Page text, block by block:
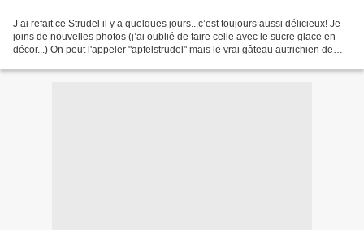
J’ai refait ce Strudel il y a quelques jours...c’est toujours aussi délicieux! Je
joins de nouvelles photos (j’ai oublié de faire celle avec le sucre glace en
décor...) On peut l'appeler "apfelstrudel" mais le vrai gâteau autrichien de